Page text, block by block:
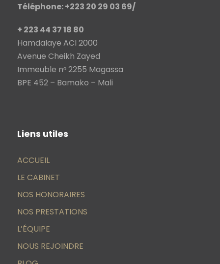
Téléphone: +223 20 29 03 69/
+ 223 44 37 18 80
Hamdalaye ACI 2000
Avenue Cheikh Zayed
Immeuble nᵒ 2255 Magassa
BPE 452 – Bamako – Mali
Liens utiles
ACCUEIL
LE CABINET
NOS HONORAIRES
NOS PRESTATIONS
L’ÉQUIPE
NOUS REJOINDRE